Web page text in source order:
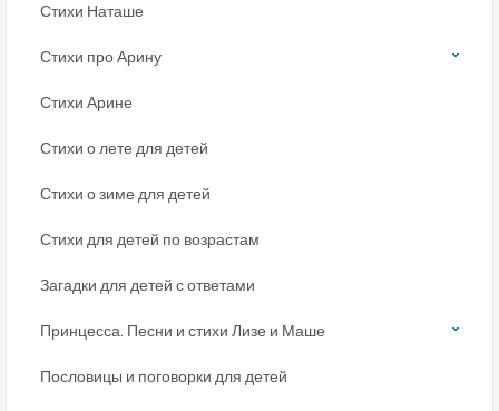
Стихи Наташе
Стихи про Арину
Стихи Арине
Стихи о лете для детей
Стихи о зиме для детей
Стихи для детей по возрастам
Загадки для детей с ответами
Принцесса. Песни и стихи Лизе и Маше
Пословицы и поговорки для детей